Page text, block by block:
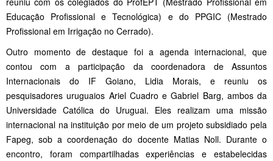
Educação Profissional e Tecnológica) e do PPGIC (Mestrado
Profissional em Irrigação no Cerrado).
Outro momento de destaque foi a agenda internacional, que
contou com a participação da coordenadora de Assuntos
Internacionais do IF Goiano, Lidia Morais, e reuniu os
pesquisadores uruguaios Ariel Cuadro e Gabriel Barg, ambos da
Universidade Católica do Uruguai. Eles realizam uma missão
internacional na instituição por meio de um projeto subsidiado pela
Fapeg, sob a coordenação do docente Matias Noll. Durante o
encontro, foram compartilhadas experiências e estabelecidas